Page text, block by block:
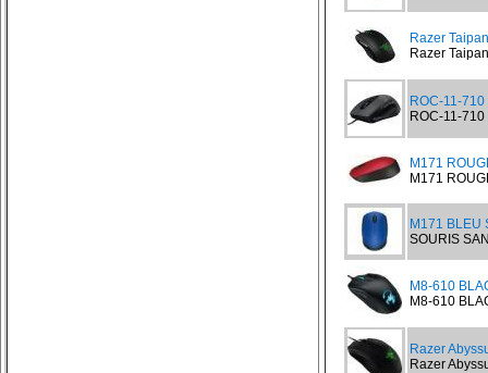
Razer
Razer
ROC-11-
ROC-11-
M171
M171
M171 BLEU
SOURIS
M8-610
M8-610
Razer
Razer